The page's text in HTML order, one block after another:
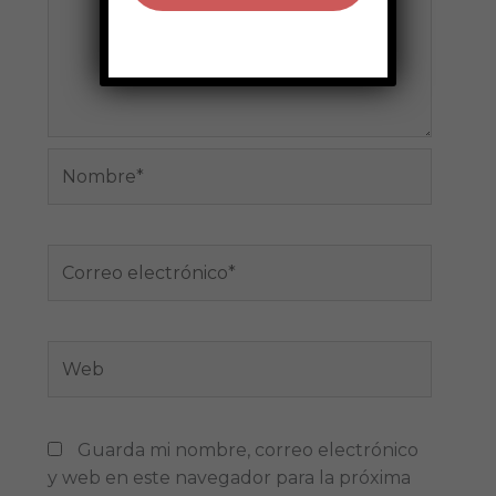
electrónico*
Guarda mi nombre, correo electrónico
y web en este navegador para la próxima